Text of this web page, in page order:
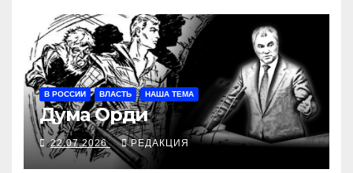
В РОССИИ ВЛАСТЬ НАША ТЕМА
Дума Орди
22.07.2026 РЕДАКЦИЯ